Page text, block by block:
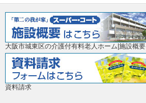
大阪市城東区の介護付有料老人ホーム|施設概要
資料請求